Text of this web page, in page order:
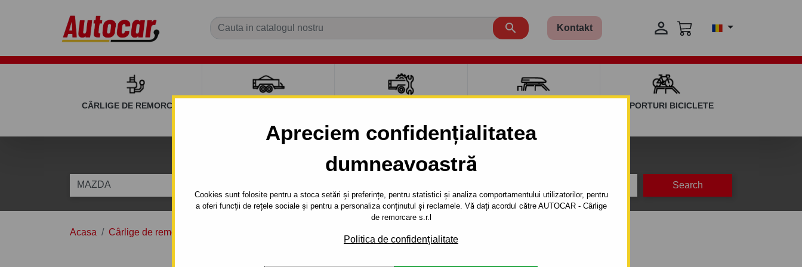
Apreciem confidențialitatea
dumneavoastră
Cookies sunt folosite pentru a stoca setări și preferințe, pentru statistici și analiza comportamentului utilizatorilor, pentru
a oferi funcții de rețele sociale și pentru a personaliza conținutul și reclamele. Vă dați acordul către AUTOCAR - Cârlige
de remorcare s.r.l
Politica de confidențialitate
 Kontakt 
CÂRLIGE DE REMORCARE SUPORTURI BICICLETE
Caut carlig de remorcare pentru mașina
MAZDA
Acasa Cârlige de remorcare